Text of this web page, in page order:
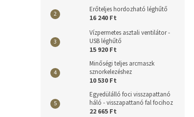
Erőteljes hordozható léghűtő
16 240 Ft
Vízpermetes asztali ventilátor -
USB léghűtő
15 920 Ft
Minőségi teljes arcmaszk
sznorkelezéshez
10 530 Ft
Egyedülálló foci visszapattanó
háló - visszapattanó fal focihoz
22 665 Ft